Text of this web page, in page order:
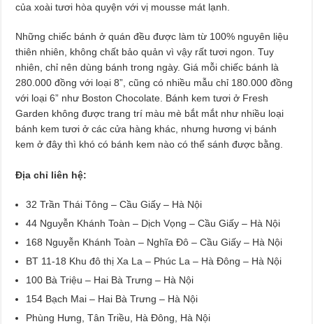
của xoài tươi hòa quyện với vị mousse mát lạnh.
Những chiếc bánh ở quán đều được làm từ 100% nguyên liệu
thiên nhiên, không chất bảo quản vì vậy rất tươi ngon. Tuy
nhiên, chỉ nên dùng bánh trong ngày. Giá mỗi chiếc bánh là
280.000 đồng với loại 8”, cũng có nhiều mẫu chỉ 180.000 đồng
với loại 6” như Boston Chocolate. Bánh kem tươi ở Fresh
Garden không được trang trí màu mè bắt mắt như nhiều loại
bánh kem tươi ở các cửa hàng khác, nhưng hương vị bánh
kem ở đây thì khó có bánh kem nào có thể sánh được bằng.
Địa chỉ liên hệ:
32 Trần Thái Tông – Cầu Giấy – Hà Nội
44 Nguyễn Khánh Toàn – Dịch Vọng – Cầu Giấy – Hà Nội
168 Nguyễn Khánh Toàn – Nghĩa Đô – Cầu Giấy – Hà Nội
BT 11-18 Khu đô thị Xa La – Phúc La – Hà Đông – Hà Nội
100 Bà Triệu – Hai Bà Trưng – Hà Nội
154 Bạch Mai – Hai Bà Trưng – Hà Nội
Phùng Hưng, Tân Triều, Hà Đông, Hà Nội